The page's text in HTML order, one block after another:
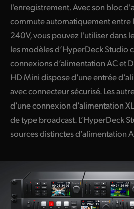
l'enregistrement. Avec son bloc
commute automatiquement entre
240V, vous pouvez l'utiliser dans
les modèles d’HyperDeck Studio
connexions d’alimentation AC et
HD Mini dispose d’une entrée
avec connecteur sécurisé. Les
d’une connexion d’alimentation
de type broadcast. L’HyperDeck
sources distinctes d’alimentation